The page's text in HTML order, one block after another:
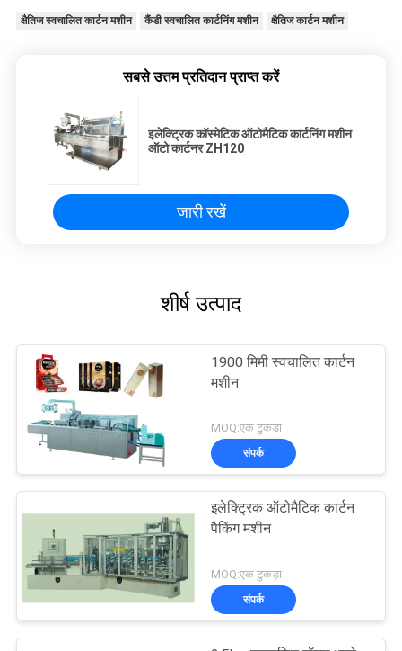
क्षैतिज स्वचालित कार्टन मशीन कैंडी स्वचालित कार्टनिंग मशीन क्षैतिज कार्टन मशीन
सबसे उत्तम प्रतिदान प्राप्त करें
इलेक्ट्रिक कॉस्मेटिक ऑटोमैटिक कार्टनिंग मशीन
ऑटो कार्टनर ZH120
जारी रखें
शीर्ष उत्पाद
1900 मिमी स्वचालित कार्टन
मशीन
MOQ:एक टुकड़ा
संपर्क
इलेक्ट्रिक ऑटोमैटिक कार्टन
पैकिंग मशीन
MOQ:एक टुकड़ा
संपर्क